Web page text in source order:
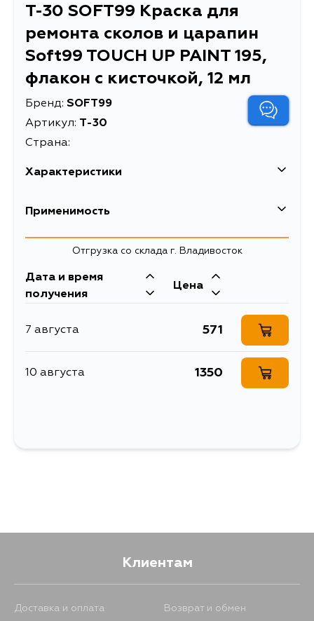
T-30 SOFT99 Краска для
ремонта сколов и царапин
Soft99 TOUCH UP PAINT 195,
флакон с кисточкой, 12 мл
Бренд: SOFT99
Артикул: T-30
Страна:
Характеристики
EAN-13 4975759170303
Описание
царапин Soft99 TOUCH UP PAINT
Применимость
Отгрузка со склада г. Владивосток
Дата и время
получения
Цена
7 августа 571
10 августа 1350
Клиентам
Доставка и оплата Возврат и обмен